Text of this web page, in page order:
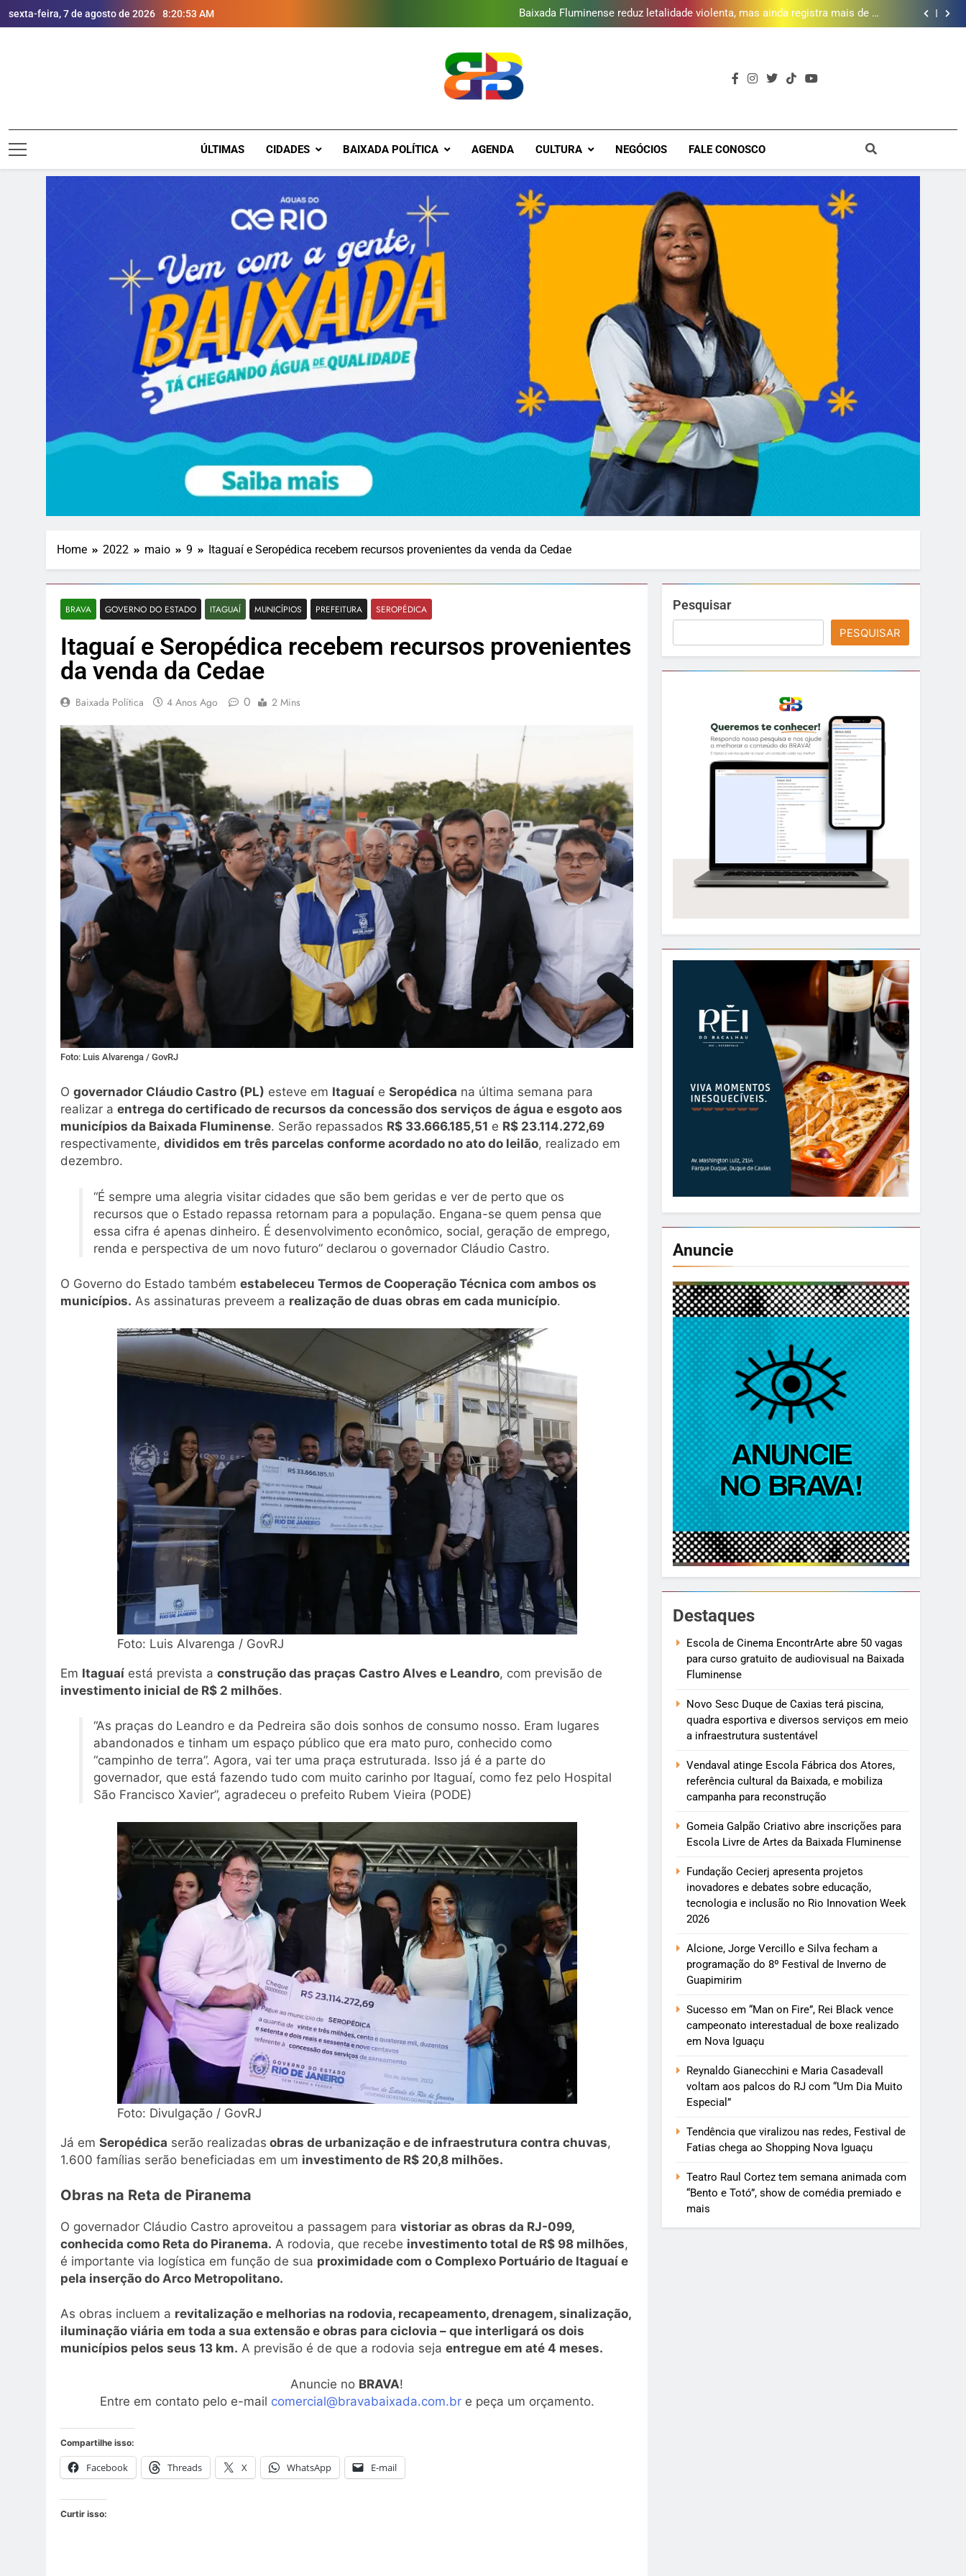
sexta-feira, 7 de agosto de 2026 8:20:54 AM
meio a infraestrutura sustentável
Baixada Fluminense reduz letalidade violenta, mas ainda registra mais de mil
vítimas em 2025, aponta Firjan
Escola de Cinema EncontrArte abre 50 vagas para curso gratuito de audiovisual
Novo Sesc Duque de Caxias terá piscina, quadra esportiva e diversos serviços em
Baixada Fluminense reduz letalidade violenta, mas ainda registra mais de mil
vítimas em 2025, aponta Firjan
Escola de Cinema EncontrArte abre 50 vagas para curso gratuito de audiovisual
Programa ambiental arrecada mais de 2 mil litros de óleo de cozinha usado e
Novo Sesc Duque de Caxias terá piscina, quadra esportiva e diversos serviços em
Brava Baixada
ÚLTIMAS CIDADES BAIXADA POLÍTICA AGENDA CULTURA NEGÓCIOS FALE CONOSCO
Home 2022 maio 9 Itaguaí e Seropédica recebem recursos provenientes da venda da Cedae
BRAVA GOVERNO DO ESTADO ITAGUAÍ MUNICÍPIOS PREFEITURA SEROPÉDICA
Itaguaí e Seropédica recebem recursos provenientes
da venda da Cedae
Baixada Política 4 Anos Ago 0 2 Mins
Foto: Luis Alvarenga / GovRJ
O governador Cláudio Castro (PL) esteve em Itaguaí e Seropédica na última semana para
realizar a entrega do certificado de recursos da concessão dos serviços de água e esgoto aos
municípios da Baixada Fluminense. Serão repassados R$ 33.666.185,51 e R$ 23.114.272,69
respectivamente, divididos em três parcelas conforme acordado no ato do leilão, realizado em
dezembro.
“É sempre uma alegria visitar cidades que são bem geridas e ver de perto que os
recursos que o Estado repassa retornam para a população. Engana-se quem pensa que
essa cifra é apenas dinheiro. É desenvolvimento econômico, social, geração de emprego,
renda e perspectiva de um novo futuro” declarou o governador Cláudio Castro.
O Governo do Estado também estabeleceu Termos de Cooperação Técnica com ambos os
municípios. As assinaturas preveem a realização de duas obras em cada município.
Foto: Luis Alvarenga / GovRJ
Em Itaguaí está prevista a construção das praças Castro Alves e Leandro, com previsão de
investimento inicial de R$ 2 milhões.
“As praças do Leandro e da Pedreira são dois sonhos de consumo nosso. Eram lugares
abandonados e tinham um espaço público que era mato puro, conhecido como
“campinho de terra”. Agora, vai ter uma praça estruturada. Isso já é a parte do
governador, que está fazendo tudo com muito carinho por Itaguaí, como fez pelo Hospital
São Francisco Xavier”, agradeceu o prefeito Rubem Vieira (PODE)
Foto: Divulgação / GovRJ
Já em Seropédica serão realizadas obras de urbanização e de infraestrutura contra chuvas,
1.600 famílias serão beneficiadas em um investimento de R$ 20,8 milhões.
Obras na Reta de Piranema
O governador Cláudio Castro aproveitou a passagem para vistoriar as obras da RJ-099,
conhecida como Reta do Piranema. A rodovia, que recebe investimento total de R$ 98 milhões,
é importante via logística em função de sua proximidade com o Complexo Portuário de Itaguaí e
pela inserção do Arco Metropolitano.
As obras incluem a revitalização e melhorias na rodovia, recapeamento, drenagem, sinalização,
iluminação viária em toda a sua extensão e obras para ciclovia – que interligará os dois
municípios pelos seus 13 km. A previsão é de que a rodovia seja entregue em até 4 meses.
Anuncie no BRAVA!
Entre em contato pelo e-mail comercial@bravabaixada.com.bre peça um orçamento.
Compartilhe isso:
Facebook Threads X WhatsApp E-mail
Curtir isso:
Pesquisar
PESQUISAR
Anuncie
Destaques
Escola de Cinema EncontrArte abre 50 vagas
para curso gratuito de audiovisual na Baixada
Fluminense
Novo Sesc Duque de Caxias terá piscina,
quadra esportiva e diversos serviços em meio
a infraestrutura sustentável
Vendaval atinge Escola Fábrica dos Atores,
referência cultural da Baixada, e mobiliza
campanha para reconstrução
Gomeia Galpão Criativo abre inscrições para
Escola Livre de Artes da Baixada Fluminense
Fundação Cecierj apresenta projetos
inovadores e debates sobre educação,
tecnologia e inclusão no Rio Innovation Week
2026
Alcione, Jorge Vercillo e Silva fecham a
programação do 8º Festival de Inverno de
Guapimirim
Sucesso em “Man on Fire”, Rei Black vence
campeonato interestadual de boxe realizado
em Nova Iguaçu
Reynaldo Gianecchini e Maria Casadevall
voltam aos palcos do RJ com “Um Dia Muito
Especial”
Tendência que viralizou nas redes, Festival de
Fatias chega ao Shopping Nova Iguaçu
Teatro Raul Cortez tem semana animada com
“Bento e Totó”, show de comédia premiado e
mais